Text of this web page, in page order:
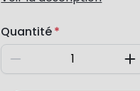
Quantité
Diminuer